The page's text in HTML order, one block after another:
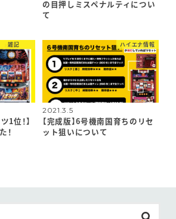
の目押しミスペナルティについ
て
雑記
1位！】
！
ハイエナ情報
2021.3.5
【完成版】6号機南国育ちのリセ
ット狙いについて